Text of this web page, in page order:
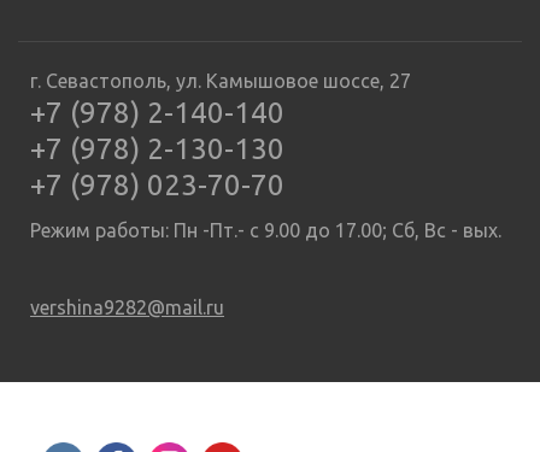
г. Севастополь, ул. Камышовое шоссе, 27
+7 (978) 2-140-140
+7 (978) 2-130-130
+7 (978) 023-70-70
Режим работы: Пн -Пт.- с 9.00 до 17.00; Сб, Вс - вых.
vershina9282@mail.ru